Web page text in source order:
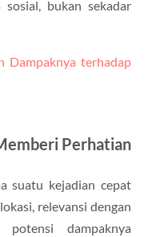
bukan sekadar
Dampaknya terhadap
Perhatian
suatu kejadian cepat
relevansi dengan
potensi dampaknya